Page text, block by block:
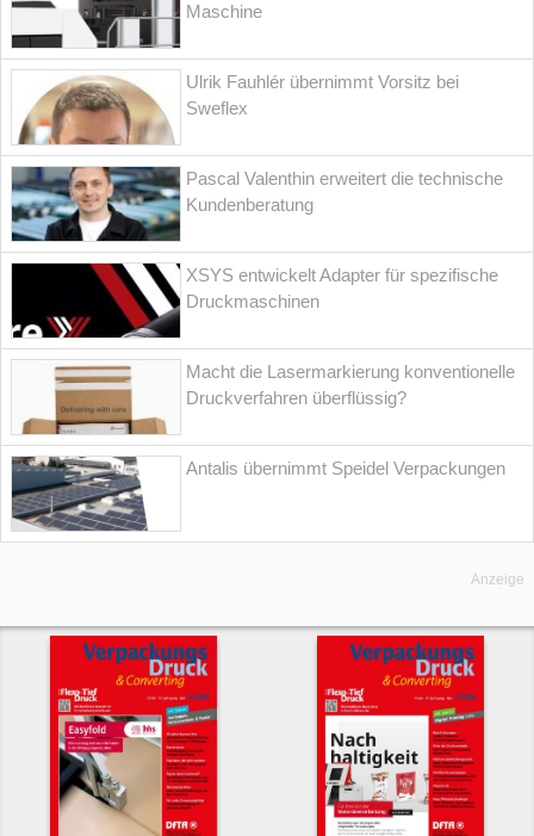
Maschine
Ulrik Fauhlér übernimmt Vorsitz bei
Sweflex
Pascal Valenthin erweitert die technische
Kundenberatung
XSYS entwickelt Adapter für spezifische
Druckmaschinen
Macht die Lasermarkierung konventionelle
Druckverfahren überflüssig?
Antalis übernimmt Speidel Verpackungen
Anzeige